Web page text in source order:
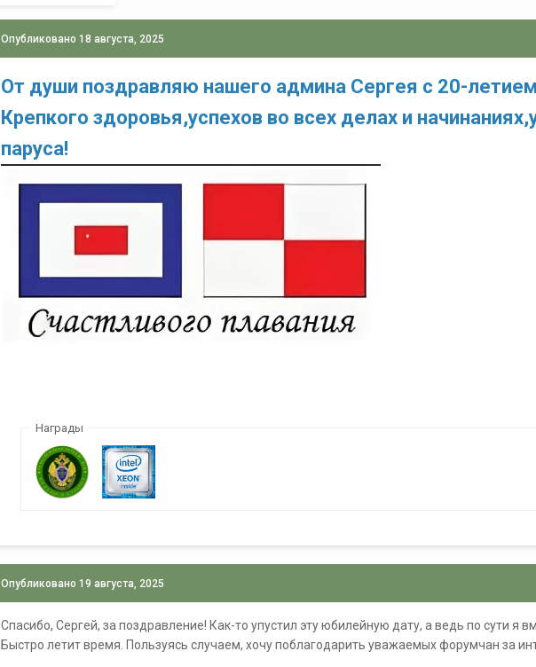
Опубликовано18 августа, 2025
От души поздравляю нашего админа Сергея с 20-
Крепкого здоровья,успехов во всех делах и
паруса!
Награды
Опубликовано19 августа, 2025
Спасибо, Сергей, за поздравление! Как-то упустил эту юбилейную дату, а ведь по сути я
Быстро летит время. Пользуясь случаем, хочу поблагодарить уважаемых форумчан за